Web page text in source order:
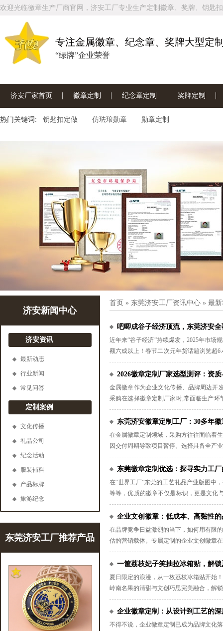
欢迎光临徽章生产厂商官网，济安工厂专业生产定制徽章、奖牌、钥匙
专注金属徽章、纪念章、奖牌大型定
“绿牌”企业荣誉
济安厂家首页 徽章定制 纪念章定制 奖牌定制
联系济安工厂
热门关键词: 钥匙扣定做 仿珐琅勋章 勋章定制
济安新闻中心
济安资讯
最新动态
行业新闻
常见问答
定制案例
文化传播
礼品公司
纪念活动
服装辅料
产品标牌
旅游纪念
东莞济安工厂推荐产品
首页 » 东莞济安工厂资讯中心 » 最
吧唧成谷子经济顶流，东莞济安
近年来“谷子经济”持续爆发，2025年市场
额六成以上！春节二次元年货话题浏览超
有限公司，专注动漫IP、潮玩、文旅周边
口铁徽章定制多元工艺，帮助客户以小小
2026徽章定制厂家选型测评：资
金属徽章作为企业文化传播、品牌周边开
采购在选择徽章定制厂家时,常面临生产
齐等痛点。本次测评从实力、质量、服务
东莞济安徽章定制工厂：30多年
在金属徽章定制领域，采购方往往面临着
因交付周期导致项目暂停。选择具备全产
有限公司：30多年徽章定制源头大厂的产
东莞徽章定制优选：探寻实力工
在“世界工厂”东莞的工艺礼品产业版图中
等等，优质的徽章不仅是标识，更是文化
十余年的深耕积淀，成为行业内外公认的
企业文创徽章：低成本、高黏性
在品牌竞争日益激烈的当下，如何用有限
估的营销载体。专属定制的企业文创徽章
一筐荔枝妃子笑抽拉冰箱贴，解
夏日限定的浪漫，从一枚荔枝冰箱贴开始
岭南名果的清甜与文创巧思完美融合，解
企业徽章定制：从设计到工艺的
不得不说，企业徽章定制已成为品牌文化